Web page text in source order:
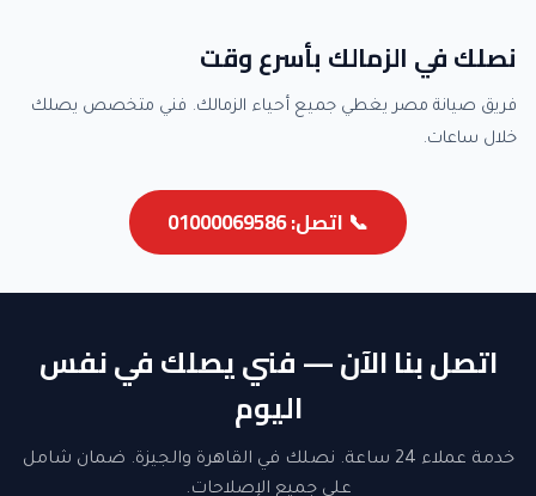
نصلك في الزمالك بأسرع وقت
فريق صيانة مصر يغطي جميع أحياء الزمالك. فني متخصص يصلك
خلال ساعات.
📞 اتصل: 01000069586
اتصل بنا الآن — فني يصلك في نفس
اليوم
خدمة عملاء 24 ساعة. نصلك في القاهرة والجيزة. ضمان شامل
على جميع الإصلاحات.